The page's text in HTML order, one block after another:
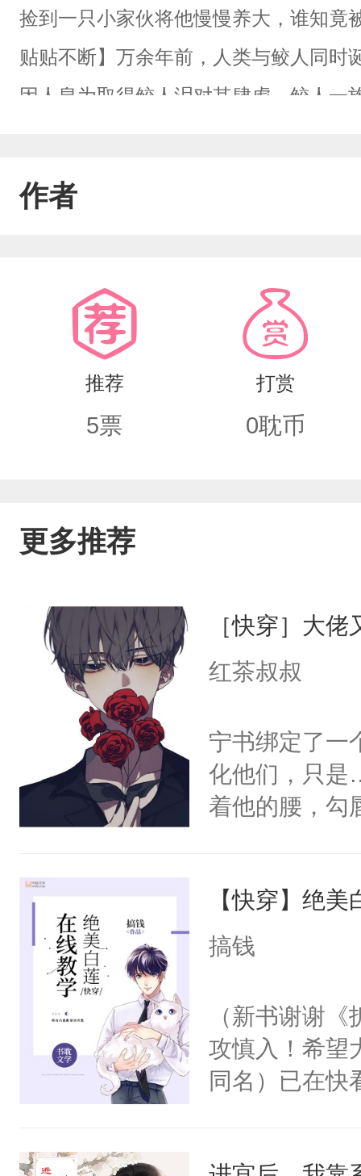
捡到一只小家伙将他慢慢养大，谁知竟
贴贴不断】万余年前，人类与鲛人同时
因人皇为取得鲛人泪对其肆虐，鲛人一
作者
推荐
5票
打赏
0耽币
更多推荐
［快穿］大
红茶叔叔
宁书绑定了一
化他们，只是
着他的腰，勾
来，给老公
用力——为你
【快穿】绝
搞钱
（新书谢谢
攻慎入！希望
同名）已在快